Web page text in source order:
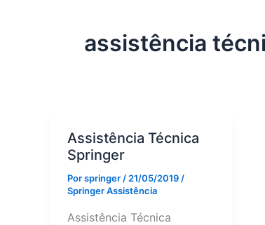
assistência
Assistência Técnica
Springer
Porspringer/21/05/2019/
Springer Assistência
Assistência Técnica